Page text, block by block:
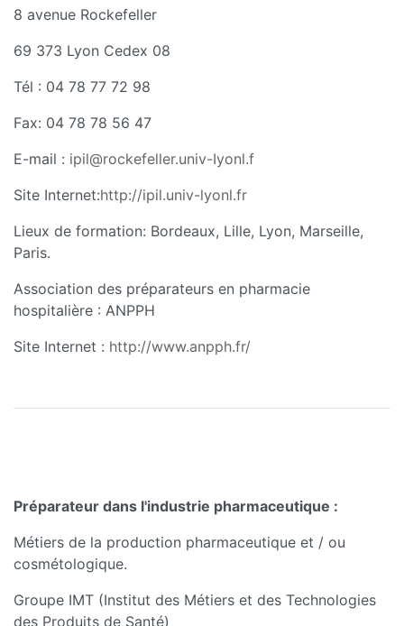
8 avenue Rockefeller
69 373 Lyon Cedex 08
Tél : 04 78 77 72 98
Fax: 04 78 78 56 47
E-mail : ipil@rockefeller.univ-Iyonl.f
Site Internet:http://ipil.univ-lyonl.fr
Lieux de formation: Bordeaux, Lille, Lyon, Marseille,
Paris.
Association des préparateurs en pharmacie
hospitalière : ANPPH
Site Internet : http://www.anpph.fr/
Préparateur dans l'industrie pharmaceutique :
Métiers de la production pharmaceutique et / ou
cosmétologique.
Groupe IMT (Institut des Métiers et des Technologies
des Produits de Santé)